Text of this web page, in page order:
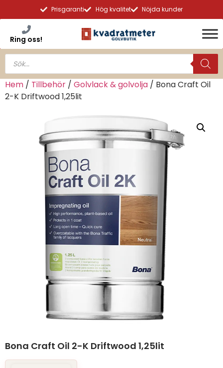
Prisgaranti Hög kvalitet Nöjda kunder
Ring oss!
Hem / Tillbehör / Golvlack & golvolja / Bona Craft Oil
2-K Driftwood 1,25lit
Bona Craft Oil 2-K Driftwood 1,25lit